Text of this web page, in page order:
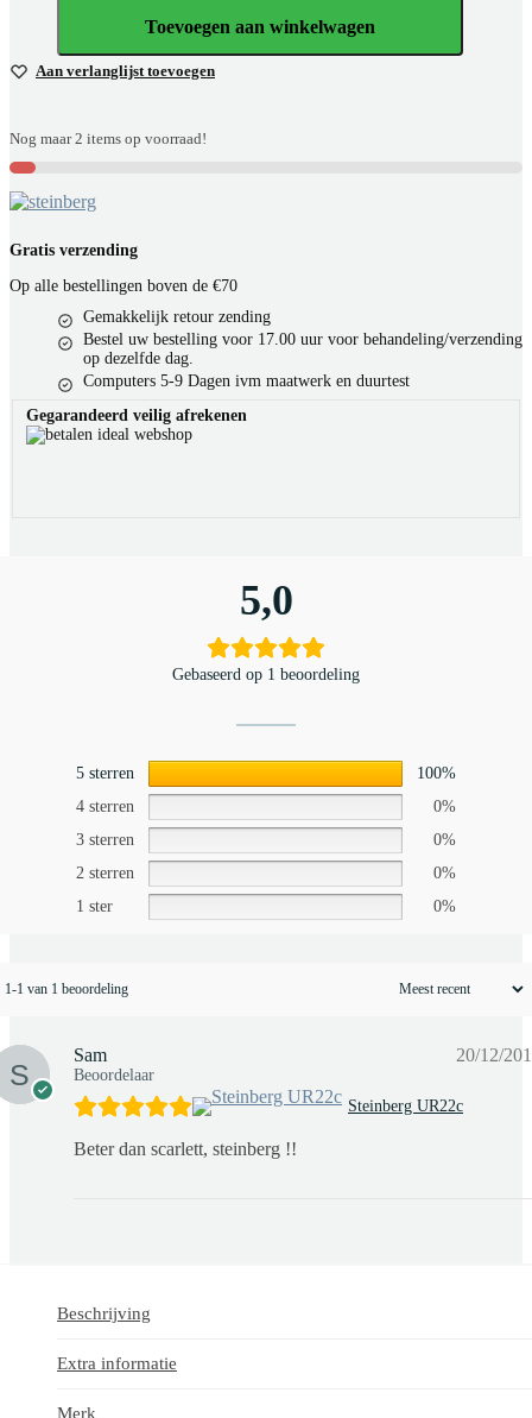
Toevoegen aan winkelwagen
Aan verlanglijst toevoegen
Nog maar 2 items op voorraad!
Gratis verzending
Op alle bestellingen boven de €70
Gemakkelijk retour zending
Bestel uw bestelling voor 17.00 uur voor behandeling/verzending
op dezelfde dag.
Computers 5-9 Dagen ivm maatwerk en duurtest
Gegarandeerd veilig afrekenen
5,0
Gebaseerd op 1 beoordeling
5 sterren
100%
4 sterren
0%
3 sterren
0%
2 sterren
0%
1 ster
0%
1-1 van 1 beoordeling
Sam
Beoordelaar
20/12/
Steinberg UR22c
Beter dan scarlett, steinberg !!
Beschrijving
Extra informatie
Merk